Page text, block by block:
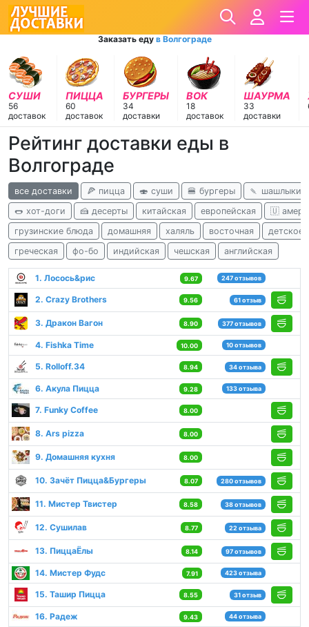
Заказать еду в Волгограде
СУШИ
56
доставок
ПИЦЦА
60
доставок
БУРГЕРЫ
34
доставки
ВОК
18
доставок
ШАУРМА
33
доставки
Рейтинг доставки еды в
Волгограде
все доставки 🍕 пицца 🍣 суши 🍔 бургеры
🍡 шашлыки
🌭 хот-доги
🍰 десерты китайская европейская
🇺
грузинские блюда
домашняя халяль восточная
детское
греческая
фо-бо индийская чешская английская
1. Лосось&рис 9.67 247 отзывов
2. Crazy Brothers 9.56 61 отзыв
3. Дракон Вагон 8.90 377 отзывов
4. Fishka Time 10.00 10 отзывов
5. Rolloff.34 8.94 34 отзыва
6. Акула Пицца 9.28 133 отзыва
7. Funky Coffee 8.00
8. Ars pizza 8.00
9. Домашняя кухня 8.00
10. Зачёт Пицца&Бургеры 8.07 280 отзывов
11. Мистер Твистер 8.58 38 отзывов
12. Сушилав 8.77 22 отзыва
13. ПиццаЁлы 8.14 97 отзывов
14. Мистер Фудс 7.91 423 отзыва
15. Ташир Пицца 8.55 31 отзыв
16. Радеж 9.43 44 отзыва